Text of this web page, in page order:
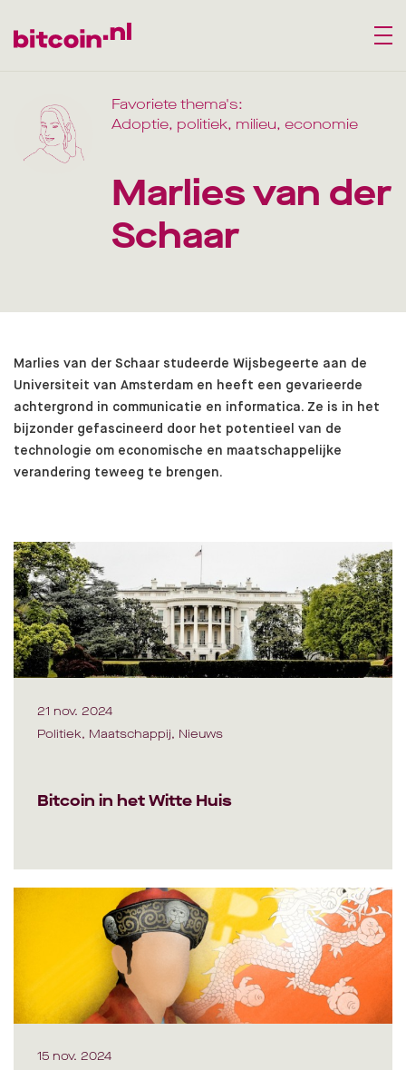
Favoriete thema's:
Adoptie, politiek, milieu, economie
Marlies van der
Schaar
Marlies van der Schaar studeerde Wijsbegeerte aan de
Universiteit van Amsterdam en heeft een gevarieerde
achtergrond in communicatie en informatica. Ze is in het
bijzonder gefascineerd door het potentieel van de
technologie om economische en maatschappelijke
verandering teweeg te brengen.
21 nov. 2024
Politiek, Maatschappij, Nieuws
Bitcoin in het Witte Huis
15 nov. 2024